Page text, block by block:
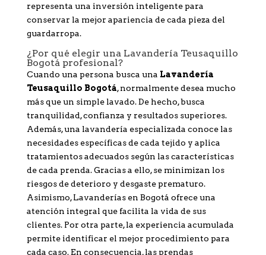
representa una inversión inteligente para
conservar la mejor apariencia de cada pieza del
guardarropa.
¿Por qué elegir una Lavandería Teusaquillo
Bogotá profesional?
Cuando una persona busca una Lavandería
Teusaquillo Bogotá, normalmente desea mucho
más que un simple lavado. De hecho, busca
tranquilidad, confianza y resultados superiores.
Además, una lavandería especializada conoce las
necesidades específicas de cada tejido y aplica
tratamientos adecuados según las características
de cada prenda. Gracias a ello, se minimizan los
riesgos de deterioro y desgaste prematuro.
Asimismo, Lavanderías en Bogotá ofrece una
atención integral que facilita la vida de sus
clientes. Por otra parte, la experiencia acumulada
permite identificar el mejor procedimiento para
cada caso. En consecuencia, las prendas